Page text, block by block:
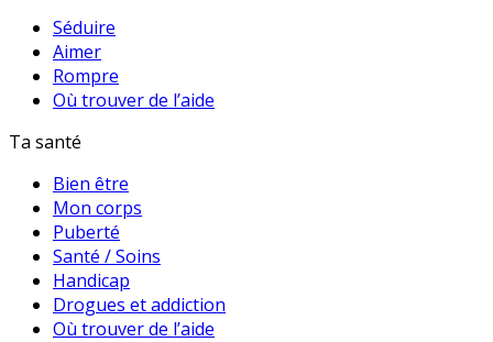
Séduire
Aimer
Rompre
Où trouver de l’aide
Ta santé
Bien être
Mon corps
Puberté
Santé / Soins
Handicap
Drogues et addiction
Où trouver de l’aide